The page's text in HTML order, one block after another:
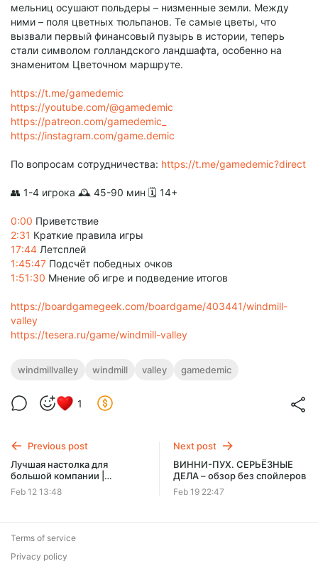
мельниц осушают польдеры – низменные земли. Между
ними – поля цветных тюльпанов. Те самые цветы, что
вызвали первый финансовый пузырь в истории, теперь
стали символом голландского ландшафта, особенно на
знаменитом Цветочном маршруте.
https://t.me/gamedemic
https://youtube.com/@gamedemic
https://patreon.com/gamedemic_
https://instagram.com/game.demic
По вопросам сотрудничества: https://t.me/gamedemic?direct
👥 1-4 игрока 🕰 45-90 мин 🗓️ 14+
0:00 Приветствие
2:31 Краткие правила игры
17:44 Летсплей
1:45:47 Подсчёт победных очков
1:51:30 Мнение об игре и подведение итогов
https://boardgamegeek.com/boardgame/403441/windmill-
valley
https://tesera.ru/game/windmill-valley
windmillvalley windmill valley gamedemic
1
Previous post
Лучшая настолка для
большой компании |
ТАЙНЫЙ РИТУАЛ vs
ПИСЬМА ПРИЗРАКА – что
Feb 12 13:48
Next post
ВИННИ-ПУХ. СЕРЬЁЗНЫЕ
ДЕЛА – обзор без спойлеров
Feb 19 22:47
Terms of service
Privacy policy